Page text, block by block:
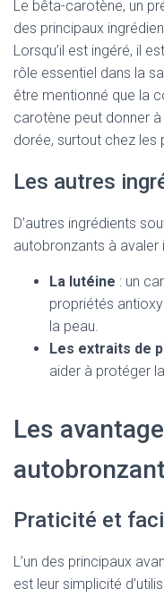
Le bêta-carotène, un
des principaux
Lorsqu’il est ingéré, il
rôle essentiel dans la
être mentionné que la
carotène peut donner
dorée, surtout chez les
Les autres
D’autres ingrédients
autobronzants à avaler
La lutéine : un
propriétés
la peau.
Les extraits de
aider à protéger
Les
Praticité et
L’un des principaux
est leur simplicité